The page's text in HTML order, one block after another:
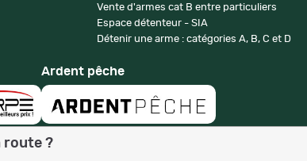
Vente d'armes cat B entre particuliers
Espace détenteur - SIA
Détenir une arme : catégories A, B, C et D
Ardent pêche
route ?